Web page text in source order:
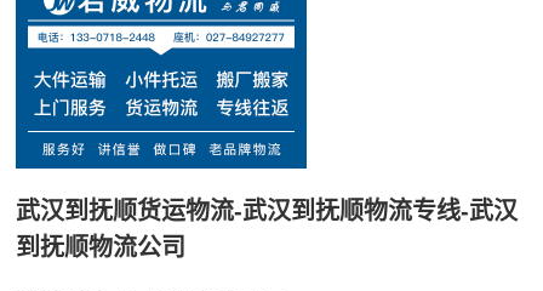
武汉到抚顺货运物流-武汉到抚顺物流专线-武汉
到抚顺物流公司